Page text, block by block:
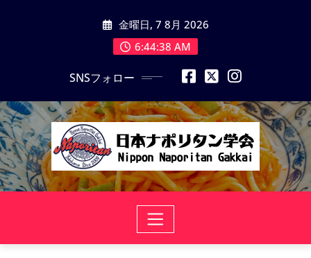
に
ス
キ
ッ
プ
金曜日, 7 8月 2026
6:44:39 AM
SNSフォロー